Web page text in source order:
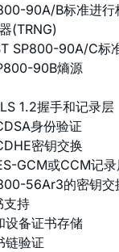
90A/B标准进行
(TRNG)
SP800-90A/C标
90B熵源
1.2握手和记录层
身份验证
密钥交换
GCM或CCM记
56Ar3的密钥交
持
设备证书存储
链验证